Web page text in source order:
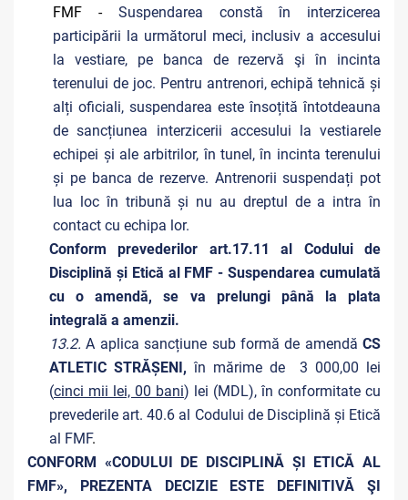
FMF - Suspendarea constă în interzicerea
participării la următorul meci, inclusiv a accesului
la vestiare, pe banca de rezervă şi în incinta
terenului de joc. Pentru antrenori, echipă tehnică și
alți oficiali, suspendarea este însoțită întotdeauna
de sancțiunea interzicerii accesului la vestiarele
echipei și ale arbitrilor, în tunel, în incinta terenului
și pe banca de rezerve. Antrenorii suspendați pot
lua loc în tribună și nu au dreptul de a intra în
contact cu echipa lor.
Conform prevederilor art.17.11 al Codului de
Disciplină și Etică al FMF - Suspendarea cumulată
cu o amendă, se va prelungi până la plata
integrală a amenzii.
13.2.A aplica sancțiune sub formă de amendă CS
ATLETIC STRĂȘENI,în mărime de 3 000,00 lei
(cinci mii lei, 00 bani) lei (MDL), în conformitate cu
prevederile art. 40.6 al Codului de Disciplină și Etică
al FMF.
CONFORM «CODULUI DE DISCIPLINĂ ȘI ETICĂ AL
FMF», PREZENTA DECIZIE ESTE DEFINITIVĂ ŞI